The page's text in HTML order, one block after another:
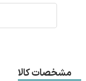
مشخصات کالا